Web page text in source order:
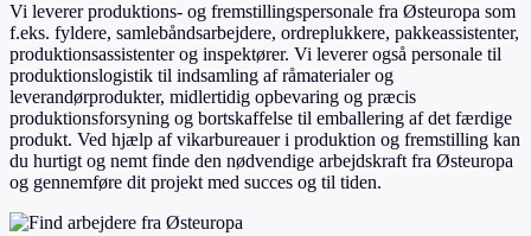
Vi leverer produktions- og fremstillingspersonale fra Østeuropa som
f.eks. fyldere, samlebåndsarbejdere, ordreplukkere, pakkeassistenter,
produktionsassistenter og inspektører. Vi leverer også personale til
produktionslogistik til indsamling af råmaterialer og
leverandørprodukter, midlertidig opbevaring og præcis
produktionsforsyning og bortskaffelse til emballering af det færdige
produkt. Ved hjælp af vikarbureauer i produktion og fremstilling kan
du hurtigt og nemt finde den nødvendige arbejdskraft fra Østeuropa
og gennemføre dit projekt med succes og til tiden.